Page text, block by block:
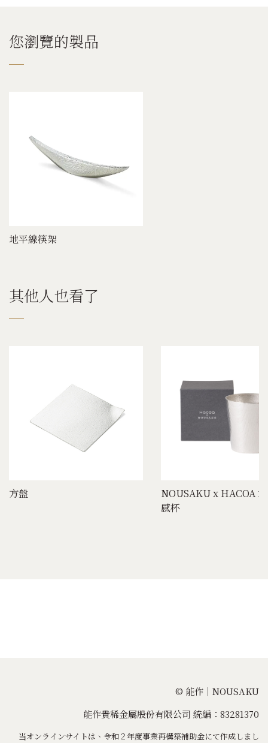
您瀏覽的製品
地平線筷架
其他人也看了
方盤
NOUSAKU x HACOA
感杯
© 能作｜NOUSAKU
能作貴稀金屬股份有限公司 統編：83281370
当オンラインサイトは、令和２年度事業再構築補助金にて作成しまし